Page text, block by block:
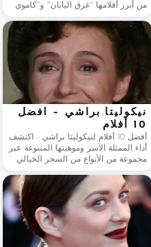
من أبرز أفلامها "غرق اليابان" و"كاموي
الشارع الثالث". وقد نالت كاتو اهتمامًا
واسعًا بفضل موهبتها المتعددة.
نيكوليتا براشي – أفضل
10 أفلام
أفضل 10 أفلام لنيكوليتا براشي - اكتشف
أداء الممثلة الآسر وموهبتها المتنوعة عبر
مجموعة من الأنواع من السحر الخيالي
في "حديقة فينزي كونتينيس"، كل فيلم
على